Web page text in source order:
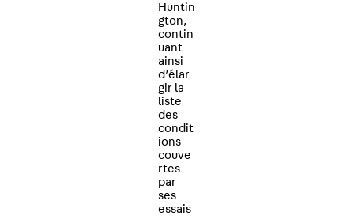
Huntin
gton,
contin
uant
ainsi
d’élar
gir la
liste
des
condit
ions
couve
rtes
par
ses
essais